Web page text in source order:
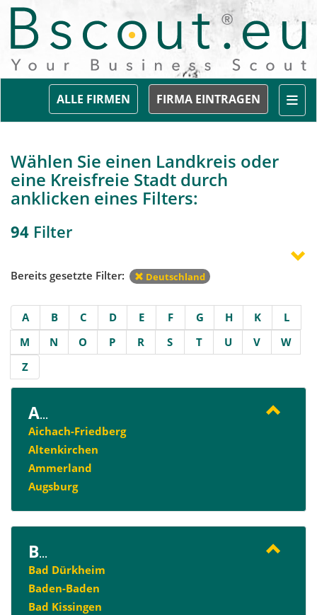
FIRMA EINTRAGEN
ALLE FIRMEN
Wählen Sie einen Landkreis oder
eine Kreisfreie Stadt durch
anklicken eines Filters:
94 Filter
Bereits gesetzte Filter: Deutschland
A B C D E F G H K
L
M
N O P R S T U V
W
Z
A...
Aichach-Friedberg
Altenkirchen
Ammerland
Augsburg
B...
Bad Dürkheim
Baden-Baden
Bad Kissingen